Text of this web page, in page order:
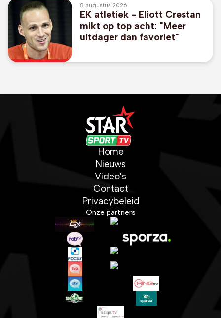
8 augustus 2026
EK atletiek - Eliott Crestan
mikt op top acht: "Meer
uitdager dan favoriet"
Home
Nieuws
Video's
Contact
Privacybeleid
Onze partners